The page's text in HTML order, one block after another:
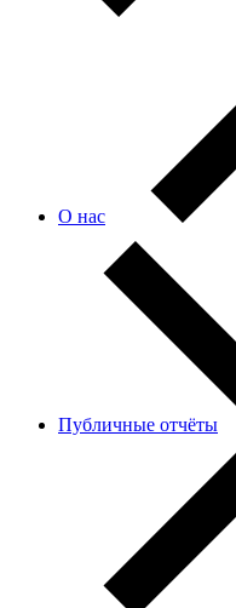
О нас
Публичные отчёты